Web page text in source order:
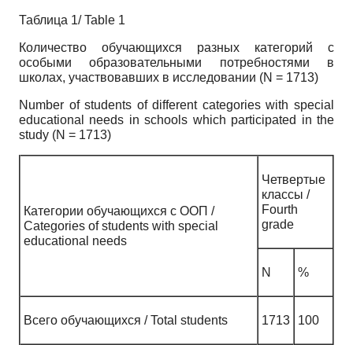
Таблица 1/ Table 1
Количество обучающихся разных категорий с
особыми образовательными потребностями в
школах, участвовавших в исследовании (N = 1713)
Number of students of different categories with special
educational needs in schools which participated in the
study (N = 1713)
Категории обучающихся с ООП /
Categories of students with special
educational needs
Четвертые
классы /
Fourth
grade
N %
Всего обучающихся / Total students 1713 100